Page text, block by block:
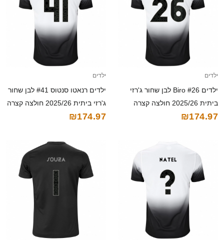
ילדים
ילדים Biro #26 לבן שחור ג'רזי
ביתית 2025/26 חולצה קצרה
₪174.97
ילדים
ילדים רנאטו סנטוס #41 לבן שחור
ג'רזי ביתית 2025/26 חולצה קצרה
₪174.97